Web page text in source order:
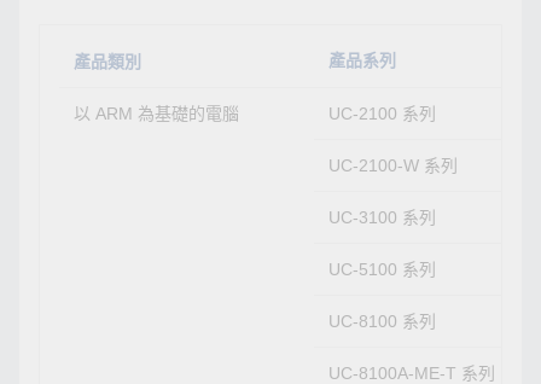
產品類別 產品系列
以 ARM 為基礎的電腦 UC-2100 系列
UC-2100-W 系列
UC-3100 系列
UC-5100 系列
UC-8100 系列
UC-8100A-ME-T 系列